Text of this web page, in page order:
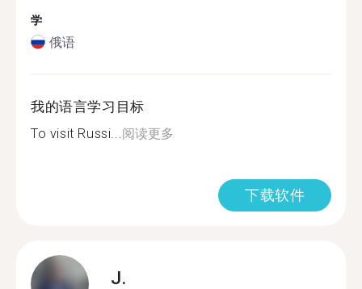
学
俄语
我的语言学习目标
To visit Russi... 阅读更多
下载软件
J.